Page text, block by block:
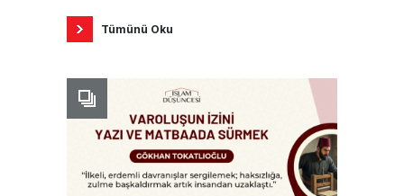
Tümünü Oku